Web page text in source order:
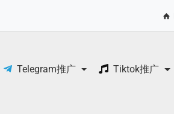
Telegram推广 Tiktok推广